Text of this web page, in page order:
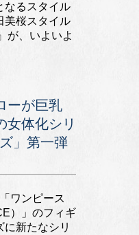
なるスタイル
美桜スタイル
が、いよいよ
ーが巨乳
女体化シリ
」第一弾
ワンピース
）」のフィギ
に新たなシリ